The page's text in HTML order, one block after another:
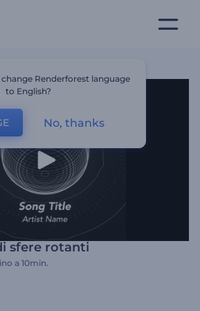
sfere rotanti
a 10min.
Renderforest language
to English?
No, thanks